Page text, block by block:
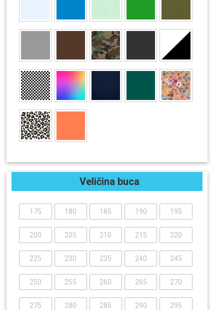
Veličina buca
175 180 185 190 195
200 205 210 215 220
225 230 235 240 245
250 255 260 265 270
275 280 285 290 295